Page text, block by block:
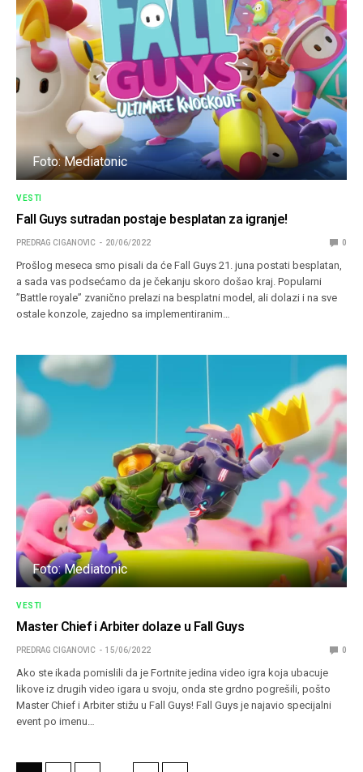
Foto: Mediatonic
VESTI
Fall Guys sutradan postaje besplatan za igranje!
PREDRAG CIGANOVIC 20/06/2022 0
Prošlog meseca smo pisali da će Fall Guys 21. juna postati besplatan,
a sada vas podsećamo da je čekanju skoro došao kraj. Popularni
”Battle royale” zvanično prelazi na besplatni model, ali dolazi i na sve
ostale konzole, zajedno sa implementiranim…
Foto: Mediatonic
VESTI
Master Chief i Arbiter dolaze u Fall Guys
PREDRAG CIGANOVIC 15/06/2022 0
Ako ste ikada pomislili da je Fortnite jedina video igra koja ubacuje
likove iz drugih video igara u svoju, onda ste grdno pogrešili, pošto
Master Chief i Arbiter stižu u Fall Guys! Fall Guys je najavio specijalni
event po imenu…